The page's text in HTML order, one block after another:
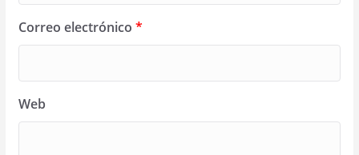
Correo electrónico *
Web